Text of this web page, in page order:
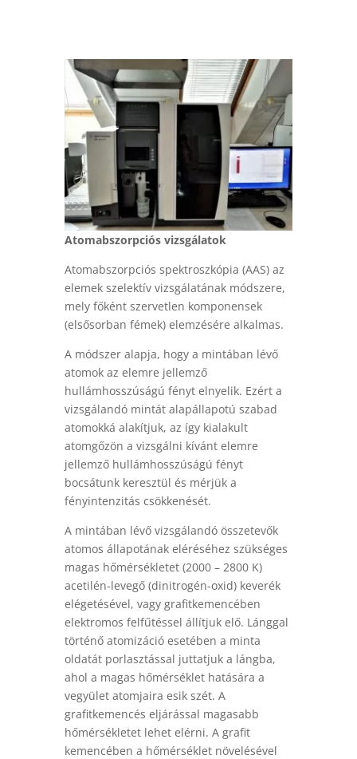
Atomabszorpciós vizsgálatok
Atomabszorpciós spektroszkópia (AAS) az
elemek szelektív vizsgálatának módszere,
mely főként szervetlen komponensek
(elsősorban fémek) elemzésére alkalmas.
A módszer alapja, hogy a mintában lévő
atomok az elemre jellemző
hullámhosszúságú fényt elnyelik. Ezért a
vizsgálandó mintát alapállapotú szabad
atomokká alakítjuk, az így kialakult
atomgőzön a vizsgálni kívánt elemre
jellemző hullámhosszúságú fényt
bocsátunk keresztül és mérjük a
fényintenzitás csökkenését.
A mintában lévő vizsgálandó összetevők
atomos állapotának eléréséhez szükséges
magas hőmérsékletet (2000 – 2800 K)
acetilén-levegő (dinitrogén-oxid) keverék
elégetésével, vagy grafitkemencében
elektromos felfűtéssel állítjuk elő. Lánggal
történő atomizáció esetében a minta
oldatát porlasztással juttatjuk a lángba,
ahol a magas hőmérséklet hatására a
vegyület atomjaira esik szét. A
grafitkemencés eljárással magasabb
hőmérsékletet lehet elérni. A grafit
kemencében a hőmérséklet növelésével